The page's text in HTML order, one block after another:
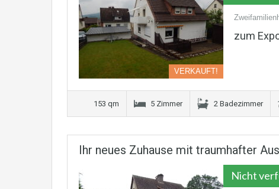
VERKAUFT!
zum
153 qm 5 Zimmer 2 Badezimmer
Ihr neues Zuhause mit traumhafter
Nicht